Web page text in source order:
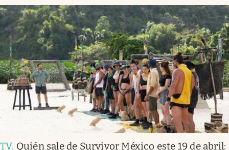
TV. Quién sale de Survivor México este 19 de abril: